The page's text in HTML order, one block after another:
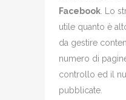
Facebook . Lo
utile quanto è
da gestire
numero di
controllo ed il
pubblicate.